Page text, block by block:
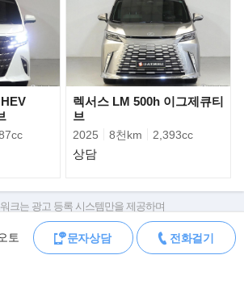
문판매, 상담, 시승 가능 하도록 시스템이 갖
고 계신 차량과 대차, 위탁판매 모두 가능합
여 관련서류 팩스,문자 받아 보실수 있으니
오.
구 양재동 217번지 서울오토갤러리)
구 등촌동 15-7번지 등촌매매단지)
소중한차량,최고가매입 및 위탁판매를 약속
렉서스 LM 500h 이그제큐티
브
2025 8천km 2,393cc
상담
토
문자상담 전화걸기
크는 광고 등록 시스템만을 제공하며
내용에 대한 모든 책임은 판매자에게 있습니다.
량등록증, 성능점검기록부, 실제 차량 상태,
호 조회로 직접 정보를 확인하세요.